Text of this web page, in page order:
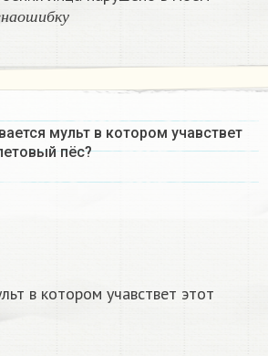
н а о ш и б к у
мульт в котором учавствет
пёс?
в котором учавствет этот